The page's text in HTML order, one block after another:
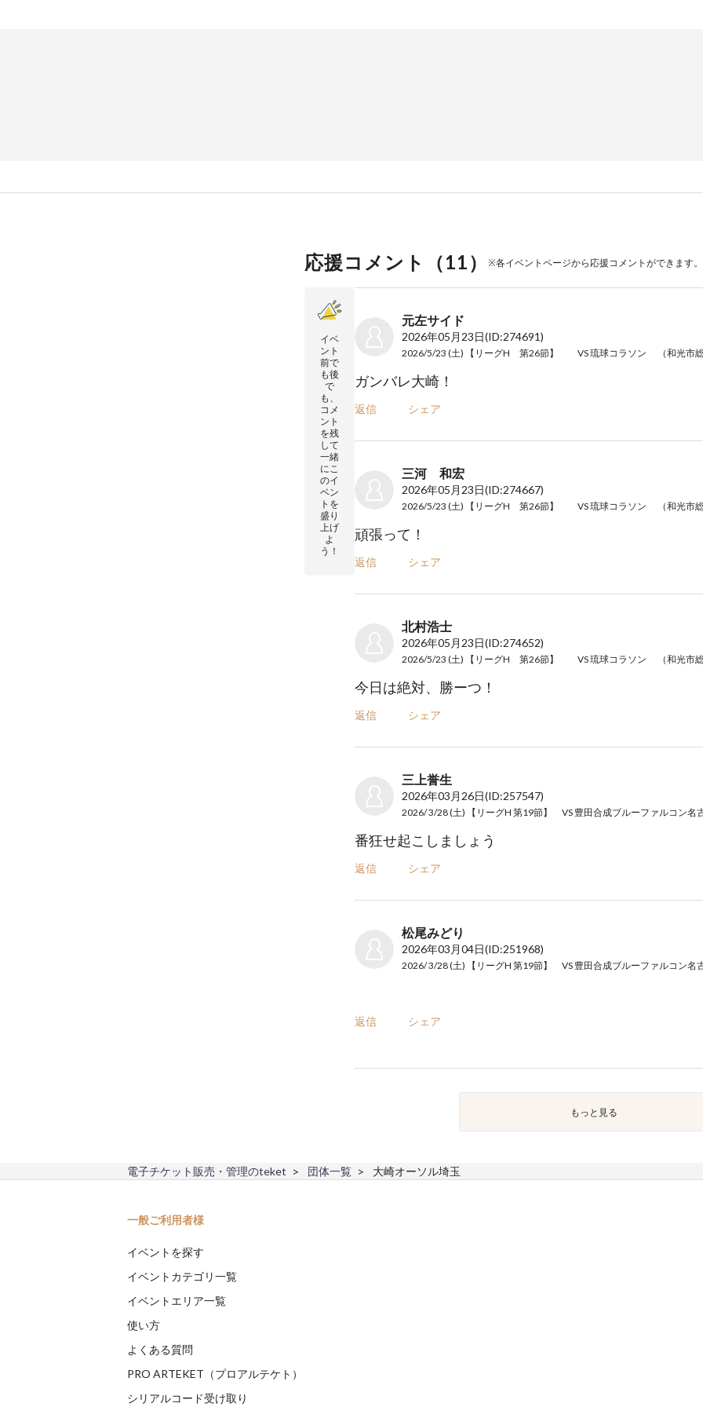
応援コメント（11） ※各イベントページから応援コメントができます。
イベ
ント
前で
も後
で
も、
コメ
ント
を残
して
一緒
にこ
のイ
ベン
トを
盛り
上げ
よ
う！
元左サイド
2026年05月23日(ID:274691)
2026/5/23 (土) 【リーグH 第26節】 VS 琉球コラソン （和光市総
ガンバレ大崎！
返信 シェア
三河 和宏
2026年05月23日(ID:274667)
2026/5/23 (土) 【リーグH 第26節】 VS 琉球コラソン （和光市総
頑張って！
返信 シェア
北村浩士
2026年05月23日(ID:274652)
2026/5/23 (土) 【リーグH 第26節】 VS 琉球コラソン （和光市総
今日は絶対、勝ーつ！
返信 シェア
三上誉生
2026年03月26日(ID:257547)
番狂せ起こしましょう
返信 シェア
松尾みどり
2026年03月04日(ID:251968)
返信 シェア
もっと見る
電子チケット販売・管理のteket 団体一覧 大崎オーソル埼玉
一般ご利用者様
イベントを探す
イベントカテゴリ一覧
イベントエリア一覧
使い方
よくある質問
PRO ARTEKET（プロアルテケト）
シリアルコード受け取り